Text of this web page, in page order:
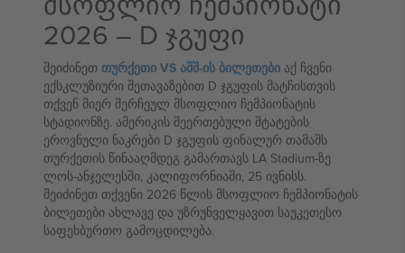
2026 – D ჯგუფი
შეიძინეთ თურქეთი VS აშშ-ის ბილეთები აქ ჩვენი
ექსკლუზიური შეთავაზებით D ჯგუფის მატჩისთვის
თქვენ მიერ შერჩეულ მსოფლიო ჩემპიონატის
სტადიონზე. ამერიკის შეერთებული შტატების
ეროვნული ნაკრები D ჯგუფის ფინალურ თამაშს
თურქეთის წინააღმდეგ გამართავს LA Stadium-ზე
ლოს-ანჯელესში, კალიფორნიაში, 25 ივნისს.
შეიძინეთ თქვენი 2026 წლის მსოფლიო ჩემპიონატის
ბილეთები ახლავე და უზრუნველყავით საუკეთესო
საფეხბურთო გამოცდილება.